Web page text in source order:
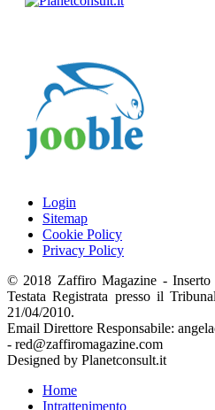
Login
Sitemap
Cookie Policy
Privacy Policy
© 2018 Zaffiro Magazine -
Testata Registrata presso il
21/04/2010.
Email Direttore Responsabile:
- red@zaffiromagazine.com
Designed by Planetconsult.it
Home
Intrattenimento